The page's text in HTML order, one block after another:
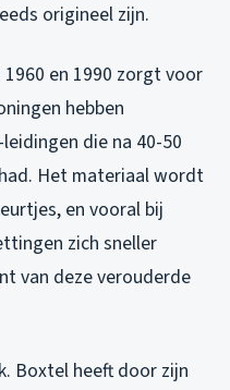
origineel zijn.
en 1990 zorgt voor
hebben
die na 40-50
Het materiaal wordt
en vooral bij
zich sneller
van deze verouderde
Boxtel heeft door zijn